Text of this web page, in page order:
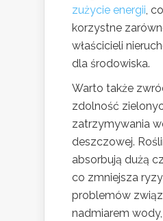
zużycie energii,
korzystne
właścicieli
dla środowiska.
Warto także
zdolność
zatrzymywania
deszczowej.
absorbują dużą
co zmniejsza
problemów
nadmiarem